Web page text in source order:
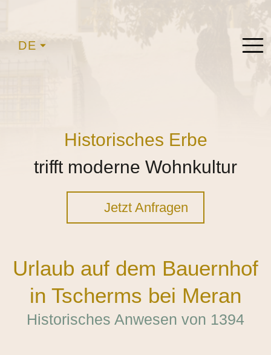
DE
Historisches Erbe
trifft moderne Wohnkultur
Jetzt Anfragen
Urlaub auf dem Bauernhof
in Tscherms bei Meran
Historisches Anwesen von 1394